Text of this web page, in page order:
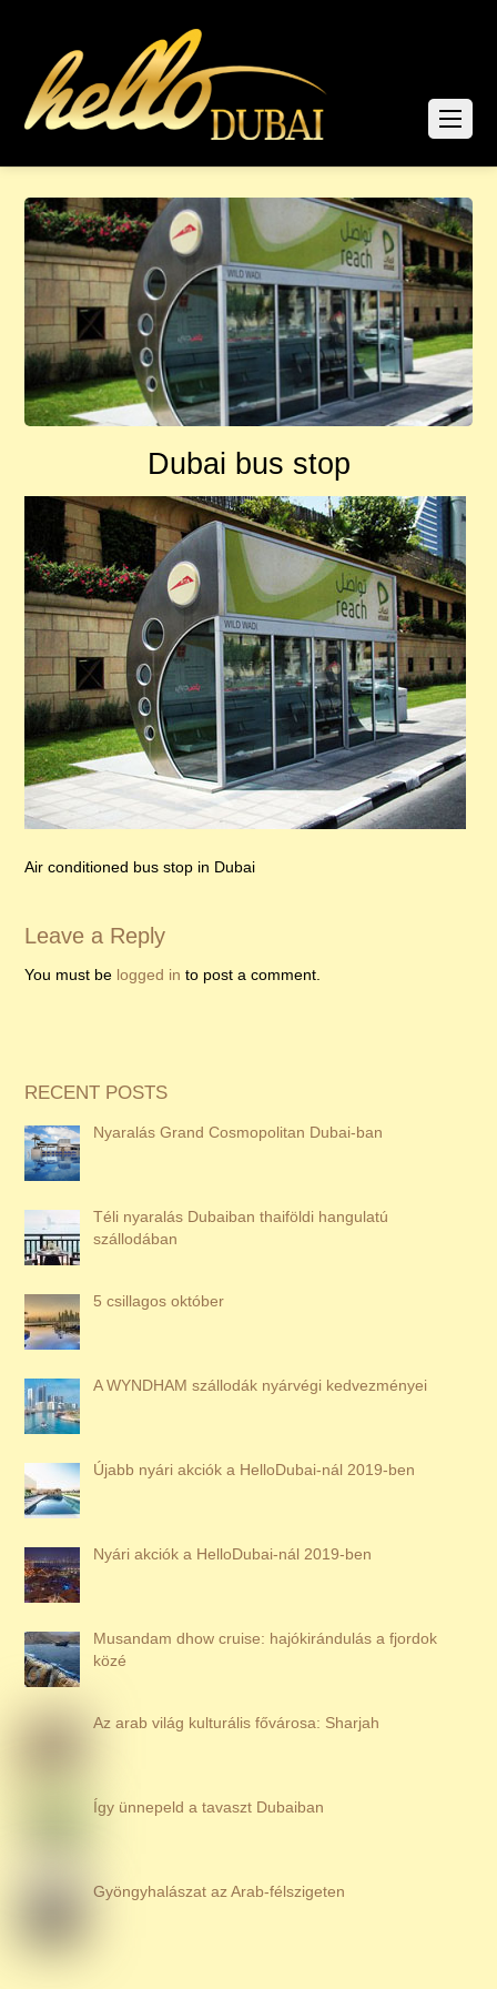
Dubai bus stop
Air conditioned bus stop in Dubai
Leave a Reply
You must be logged in to post a comment.
RECENT POSTS
Nyaralás Grand Cosmopolitan Dubai-ban
Téli nyaralás Dubaiban thaiföldi hangulatú
szállodában
5 csillagos október
A WYNDHAM szállodák nyárvégi kedvezményei
Újabb nyári akciók a HelloDubai-nál 2019-ben
Nyári akciók a HelloDubai-nál 2019-ben
Musandam dhow cruise: hajókirándulás a fjordok
közé
Az arab világ kulturális fővárosa: Sharjah
Így ünnepeld a tavaszt Dubaiban
Gyöngyhalászat az Arab-félszigeten